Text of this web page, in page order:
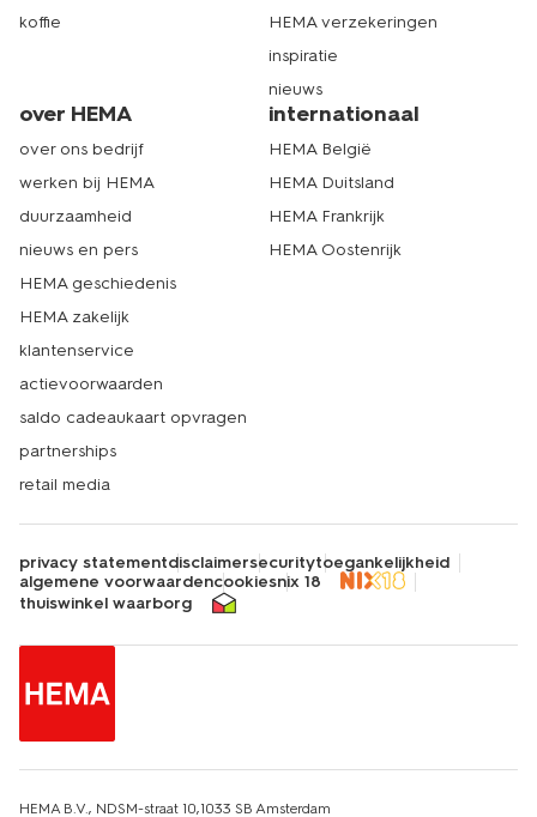
koffie
HEMA verzekeringen
inspiratie
nieuws
over HEMA
over ons bedrijf
werken bij HEMA
duurzaamheid
nieuws en pers
HEMA geschiedenis
HEMA zakelijk
klantenservice
actievoorwaarden
saldo cadeaukaart opvragen
partnerships
retail media
internationaal
HEMA België
HEMA Duitsland
HEMA Frankrijk
HEMA Oostenrijk
privacy statementdisclaimersecuritytoegankelijkheid
algemene voorwaardencookiesnix 18
thuiswinkel waarborg
HEMA B.V., NDSM-straat 10,1033 SB Amsterdam